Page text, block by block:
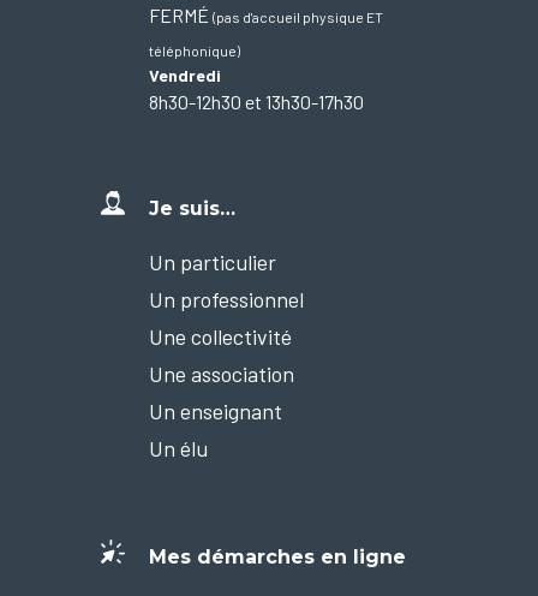
FERMÉ (pas d'accueil physique ET
téléphonique)
Vendredi
8h30-12h30 et 13h30-17h30
Je suis…
Un particulier
Un professionnel
Une collectivité
Une association
Un enseignant
Un élu
Mes démarches en ligne